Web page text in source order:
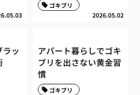
2026.05.02
ゴキブリ
ッ
アパート暮らしでゴキ
ブリを出さない黄金習
慣
ゴキブリ